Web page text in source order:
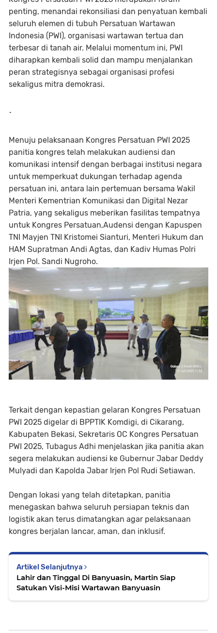
penting, menandai rekonsiliasi dan penyatuan kembali
seluruh elemen di tubuh Persatuan Wartawan
Indonesia (PWI), organisasi wartawan tertua dan
terbesar di tanah air. Melalui momentum ini, PWI
diharapkan kembali solid dan mampu menjalankan
peran strategisnya sebagai organisasi profesi
sekaligus mitra demokrasi.
-
Menuju pelaksanaan Kongres Persatuan PWI 2025
panitia kongres telah melakukan audiensi dan
komunikasi intensif dengan berbagai institusi negara
untuk memperkuat dukungan terhadap agenda
persatuan ini, antara lain pertemuan bersama Wakil
Menteri Kementrian Komunikasi dan Digital Nezar
Patria, yang sekaligus meberikan fasilitas tempatnya
untuk Kongres Persatuan,Audensi dengan Kapuspen
TNI Mayjen TNI Kristomei Sianturi, Menteri Hukum dan
HAM Supratman Andi Agtas, dan Kadiv Humas Polri
Irjen Pol. Sandi Nugroho.
Terkait dengan kepastian gelaran Kongres Persatuan
PWI 2025 digelar di BPPTIK Komdigi, di Cikarang,
Kabupaten Bekasi, Sekretaris OC Kongres Persatuan
PWI 2025, Tubagus Adhi menjelaskan jika panitia akan
segera melakukan audiensi ke Gubernur Jabar Deddy
Mulyadi dan Kapolda Jabar Irjen Pol Rudi Setiawan.
Dengan lokasi yang telah ditetapkan, panitia
menegaskan bahwa seluruh persiapan teknis dan
logistik akan terus dimatangkan agar pelaksanaan
kongres berjalan lancar, aman, dan inklusif.
Artikel Selanjutnya
Lahir dan Tinggal Di Banyuasin, Martin Siap
Satukan Visi-Misi Wartawan Banyuasin